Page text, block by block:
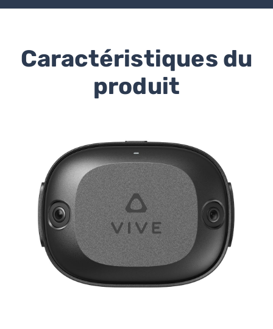
Caractéristiques du
produit